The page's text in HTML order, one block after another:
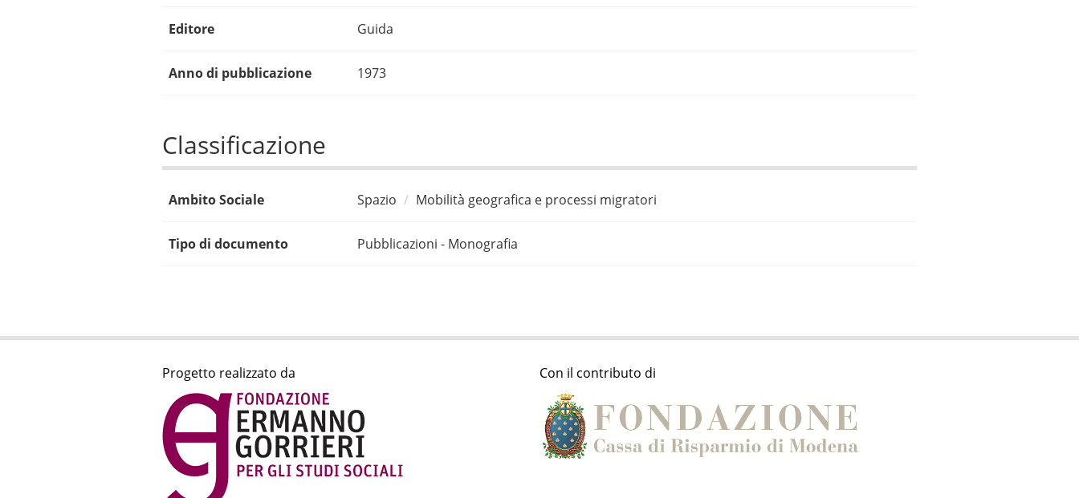
Editore Guida
Anno di pubblicazione 1973
Classificazione
Ambito Sociale Spazio Mobilità geografica e processi migratori
Tipo di documento Pubblicazioni - Monografia
Progetto realizzato da Con il contributo di